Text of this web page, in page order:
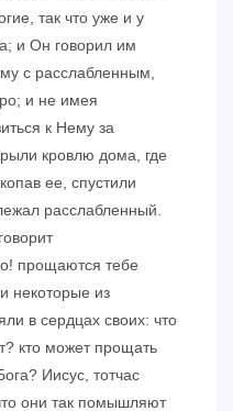
так что уже и у
и Он говорил им
с расслабленным,
и не имея
к Нему за
кровлю дома, где
ее, спустили
расслабленный.
прощаются тебе
некоторые из
в сердцах своих: что
кто может прощать
Иисус, тотчас
они так помышляют